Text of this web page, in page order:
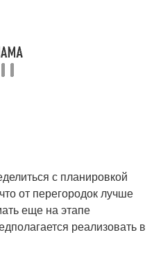
с планировкой
от перегородок лучше
еще на этапе
реализовать в